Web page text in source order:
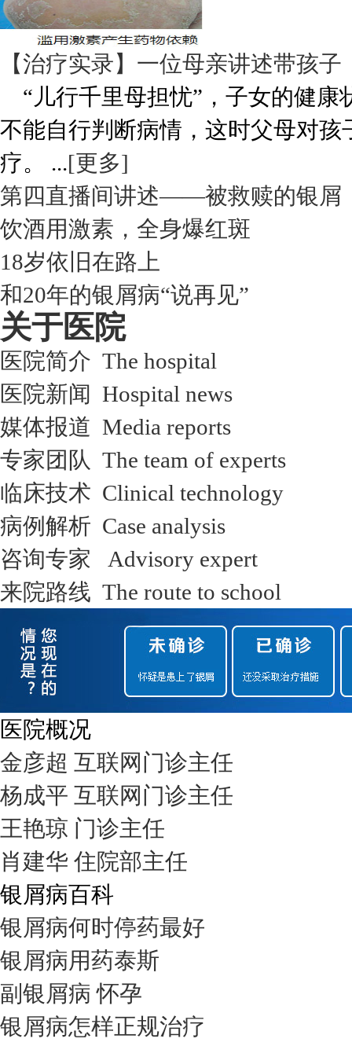
【治疗实录】一位母亲讲述带孩子
“儿行千里母担忧”，子女的健康
不能自行判断病情，这时父母对
疗。 ...[更多]
第四直播间讲述——被救赎的银屑
饮酒用激素，全身爆红斑
18岁依旧在路上
和20年的银屑病“说再见”
关于医院
医院简介 The hospital
医院新闻 Hospital news
媒体报道 Media reports
专家团队 The team of experts
临床技术 Clinical technology
病例解析 Case analysis
咨询专家 Advisory expert
来院路线 The route to school
医院概况
金彦超 互联网门诊主任
杨成平 互联网门诊主任
王艳琼 门诊主任
肖建华 住院部主任
银屑病百科
银屑病何时停药最好
银屑病用药泰斯
副银屑病 怀孕
银屑病怎样正规治疗